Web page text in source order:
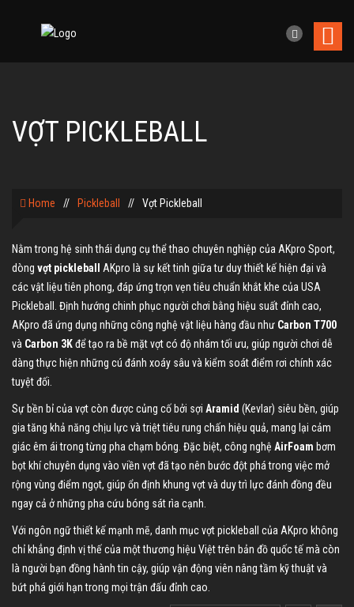
VỢT PICKLEBALL
Home // Pickleball // Vợt Pickleball
Nằm trong hệ sinh thái dụng cụ thể thao chuyên nghiệp của AKpro Sport,
dòng vợt pickleball
AKpro là sự kết tinh giữa tư duy thiết kế hiện đại và
các vật liệu tiên phong, đáp ứng trọn vẹn tiêu chuẩn khắt khe của USA
Pickleball. Định hướng chinh phục người chơi bằng hiệu suất đỉnh cao,
AKpro đã ứng dụng những công nghệ vật liệu hàng đầu như Carbon T700
và Carbon 3Kđể tạo ra bề mặt vợt có độ nhám tối ưu, giúp người chơi dễ
dàng thực hiện những cú đánh xoáy sâu và kiểm soát điểm rơi chính xác
tuyệt đối.
Sự bền bỉ của vợt còn được củng cố bởi sợi Aramid (Kevlar) siêu bền, giúp
gia tăng khả năng chịu lực và triệt tiêu rung chấn hiệu quả, mang lại cảm
giác êm ái trong từng pha chạm bóng. Đặc biệt, công nghệ AirFoam bơm
bọt khí chuyên dụng vào viền vợt đã tạo nên bước đột phá trong việc mở
rộng vùng điểm ngọt, giúp ổn định khung vợt và duy trì lực đánh đồng đều
ngay cả ở những pha cứu bóng sát rìa cạnh.
Với ngôn ngữ thiết kế mạnh mẽ, danh mục vợt pickleball của AKpro không
chỉ khẳng định vị thế của một thương hiệu Việt trên bản đồ quốc tế mà còn
là người bạn đồng hành tin cậy, giúp vận động viên nâng tầm kỹ thuật và
bứt phá giới hạn trong mọi trận đấu đỉnh cao.